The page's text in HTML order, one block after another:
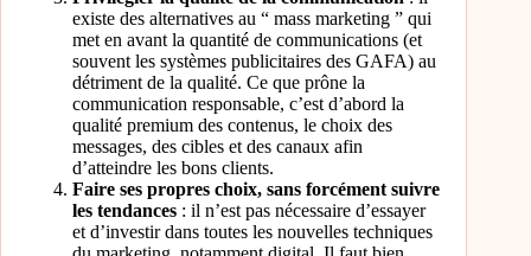
existe des alternatives au “ mass marketing ” qui
met en avant la quantité de communications (et
souvent les systèmes publicitaires des GAFA) au
détriment de la qualité. Ce que prône la
communication responsable, c’est d’abord la
qualité premium des contenus, le choix des
messages, des cibles et des canaux afin
d’atteindre les bons clients.
Faire ses propres choix, sans forcément suivre
les tendances : il n’est pas nécessaire d’essayer
et d’investir dans toutes les nouvelles techniques